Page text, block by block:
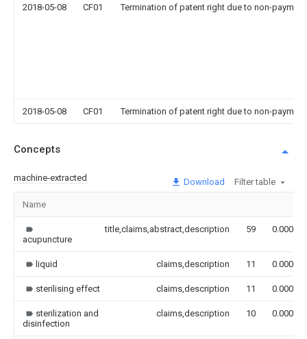
2018-05-08 CF01 Termination of patent right due to non-
2018-05-08 CF01 Termination of patent right due to non-
Concepts
machine-extracted Download Filter table
Name
acupuncture
title,claims,abstract,description 59 0.000
liquid claims,description 11 0.000
sterilising effect claims,description 11 0.000
sterilization and
disinfection
claims,description 10 0.000